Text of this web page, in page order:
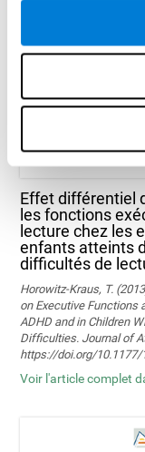
Training Improve
Lire l'article complet
Effet différentiel
les fonctions
lecture chez les
enfants atteints
difficultés de
Horowitz-Kraus, T.
on Executive Functions
ADHD and in Children
Difficulties. Journal of
https://doi.org/10.1177/
Voir l'article complet